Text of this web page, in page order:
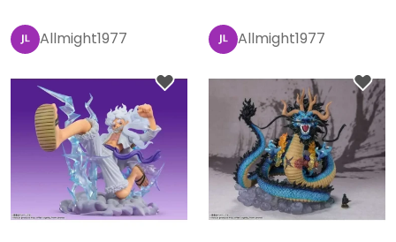
Allmight1977 Allmight1977